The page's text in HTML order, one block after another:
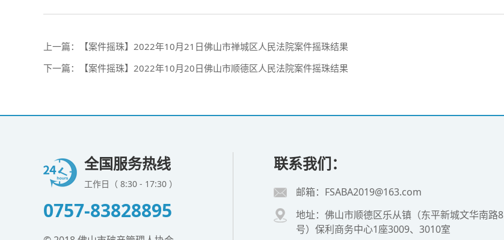
上一篇：
【案件摇珠】2022年10月21日佛山市禅城区人民法院案件摇珠结果
下一篇：
【案件摇珠】2022年10月20日佛山市顺德区人民法院案件摇珠结果
全国服务热线
工作日（ 8:30 - 17:30 ）
0757-83828895
联系我们：
邮箱：FSABA2019@163.com
地址：佛山市顺德区乐从镇（东平新城文华南路8
号）保利商务中心1座3009、3010室